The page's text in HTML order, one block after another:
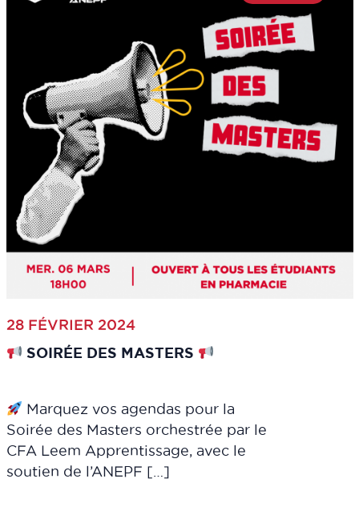
28 FÉVRIER 2024
SOIRÉE DES MASTERS
Marquez vos agendas pour la
Soirée des Masters orchestrée par le
CFA Leem Apprentissage, avec le
soutien de l’ANEPF […]